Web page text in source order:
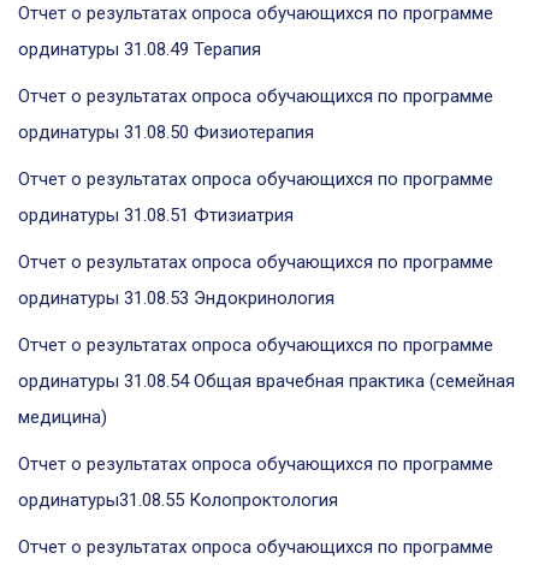
Отчет о результатах опроса обучающихся по программе
ординатуры 31.08.49 Терапия
Отчет о результатах опроса обучающихся по программе
ординатуры 31.08.50 Физиотерапия
Отчет о результатах опроса обучающихся по программе
ординатуры 31.08.51 Фтизиатрия
Отчет о результатах опроса обучающихся по программе
ординатуры 31.08.53 Эндокринология
Отчет о результатах опроса обучающихся по программе
ординатуры 31.08.54 Общая врачебная практика (семейная
медицина)
Отчет о результатах опроса обучающихся по программе
ординатуры31.08.55 Колопроктология
Отчет о результатах опроса обучающихся по программе